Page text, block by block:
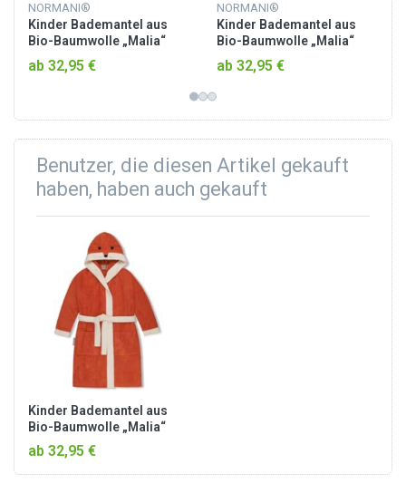
NORMANI®
Kinder Bademantel aus
Bio-Baumwolle „Malia“
Blau / Pinguin
ab 32,95 €
NORMANI®
Kinder Bademantel aus
Bio-Baumwolle „Malia“
Rosa / Alpaka
ab 32,95 €
Benutzer, die diesen Artikel gekauft
haben, haben auch gekauft
Kinder Bademantel aus
Bio-Baumwolle „Malia“
Orange / Fuchs
ab 32,95 €